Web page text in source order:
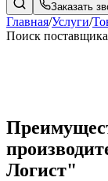
Заказать
Главная/Услуги/
Поиск поставщика
Логист"